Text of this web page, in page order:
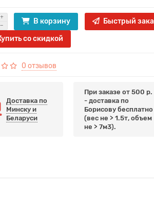
В корзину
Быстрый
со скидкой
0 отзывов
Доставка по
Минску и
Беларуси
При заказе от 500 р.
- доставка по
Борисову бесплатно
(вес не > 1.5т, объем
не > 7м3).